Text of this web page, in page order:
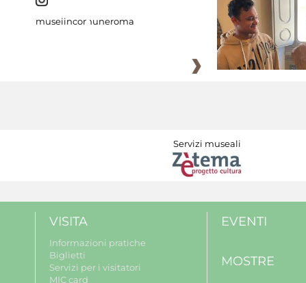
museiincomuneroma
Servizi museali
VISITA
Informazioni pratiche
Biglietti
Servizi per i visitatori
MIC card
EVENTI
MOSTRE